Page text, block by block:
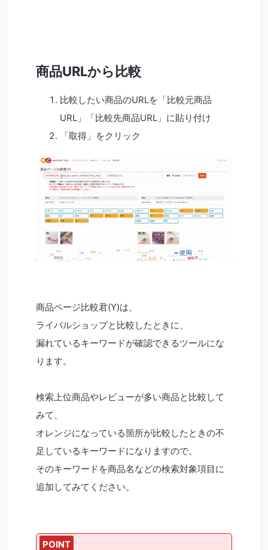
商品URLから比較
比較したい商品のURLを「比較元商品
URL」「比較先商品URL」に貼り付け
「取得」をクリック
商品ページ比較君(Y)は、
ライバルショップと比較したときに、
漏れているキーワードが確認できるツールにな
ります。
検索上位商品やレビューが多い商品と比較して
みて、
オレンジになっている箇所が比較したときの不
足しているキーワードになりますので、
そのキーワードを商品名などの検索対象項目に
追加してみてください。